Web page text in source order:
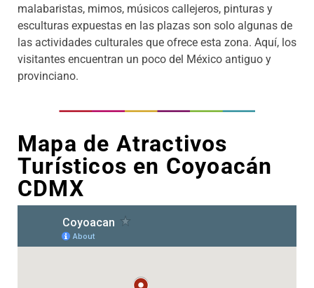
malabaristas, mimos, músicos callejeros, pinturas y
esculturas expuestas en las plazas son solo algunas de
las actividades culturales que ofrece esta zona. Aquí, los
visitantes encuentran un poco del México antiguo y
provinciano.
Mapa de Atractivos
Turísticos en Coyoacán
CDMX